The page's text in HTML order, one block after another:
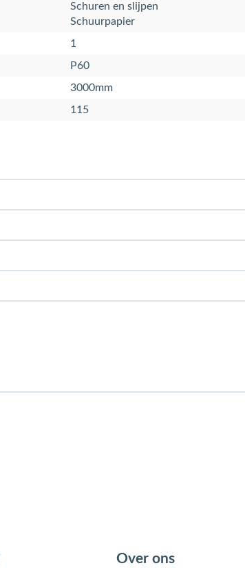
Schuren en slijpen
Schuurpapier
1
P60
3000mm
115
Over ons